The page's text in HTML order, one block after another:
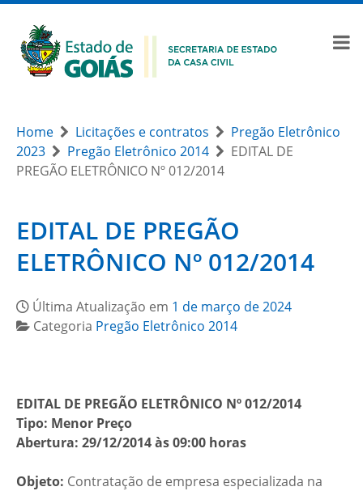
Home Licitações e contratos
Pregão Eletrônico
2023
Pregão Eletrônico 2014
EDITAL DE
PREGÃO ELETRÔNICO Nº 012/2014
EDITAL DE PREGÃO
ELETRÔNICO Nº 012/2014
Última Atualização em 1 de março de 2024
Categoria Pregão Eletrônico 2014
EDITAL DE PREGÃO ELETRÔNICO Nº 012/2014
Tipo: Menor Preço
Abertura: 29/12/2014 às 09:00 horas
Objeto: Contratação de empresa especializada na